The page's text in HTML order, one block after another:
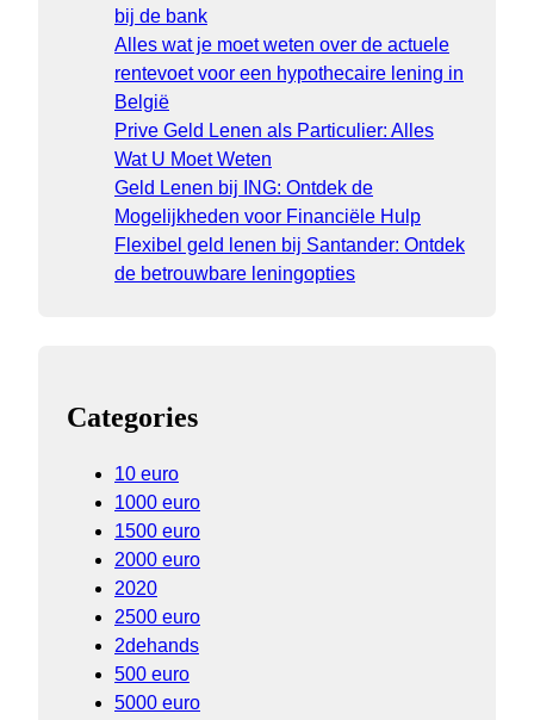
bij de bank
Alles wat je moet weten over de actuele
rentevoet voor een hypothecaire lening in
België
Prive Geld Lenen als Particulier: Alles
Wat U Moet Weten
Geld Lenen bij ING: Ontdek de
Mogelijkheden voor Financiële Hulp
Flexibel geld lenen bij Santander: Ontdek
de betrouwbare leningopties
Categories
10 euro
1000 euro
1500 euro
2000 euro
2020
2500 euro
2dehands
500 euro
5000 euro